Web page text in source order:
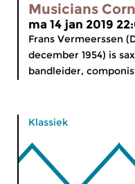
Musicians
ma 14 jan 2019
Frans Vermeerssen
december 1954) is
bandleider,
Klassiek